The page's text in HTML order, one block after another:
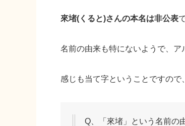
來堵(くると)さんの本名は非公表
名前の由来も特にないようで、ア
感じも当て字ということですので
Q、「來堵」という名前の